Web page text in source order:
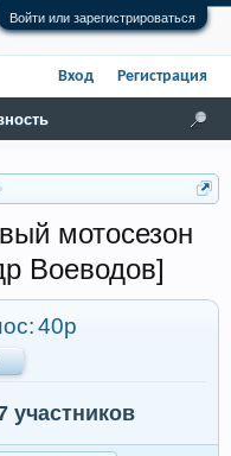
Войти или зарегистрироваться
мотосезон
Воеводов]
40р
участников
Вход Регистрация